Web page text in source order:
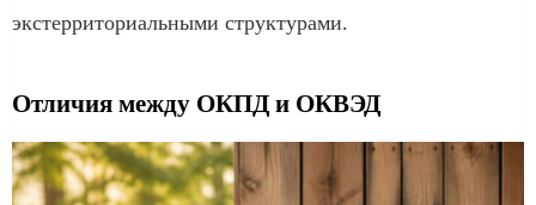
экстерриториальными структурами.
Отличия между ОКПД и ОКВЭД